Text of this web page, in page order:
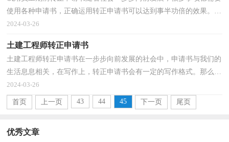
使用各种申请书，正确运用转正申请书可以达到事半功倍的效果。来
参考自己需要的转正申请书吧！下面是小编为大家整...
2024-03-26
土建工程师转正申请书
土建工程师转正申请书在一步步向前发展的社会中，申请书与我们的
生活息息相关，在写作上，转正申请书会有一定的写作格式。那么转
正申请书应该怎么写才合适呢？以下是小编帮大家整理...
2024-03-26
首页 上一页 43 44 45 下一页 尾页
优秀文章